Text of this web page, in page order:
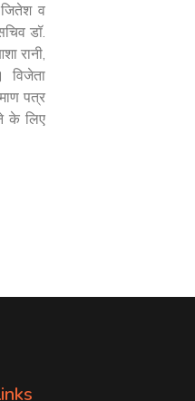
जितेश व
डॉ.
रानी,
विजेता
पत्र
के लिए